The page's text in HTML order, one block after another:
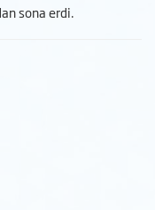
sona erdi.